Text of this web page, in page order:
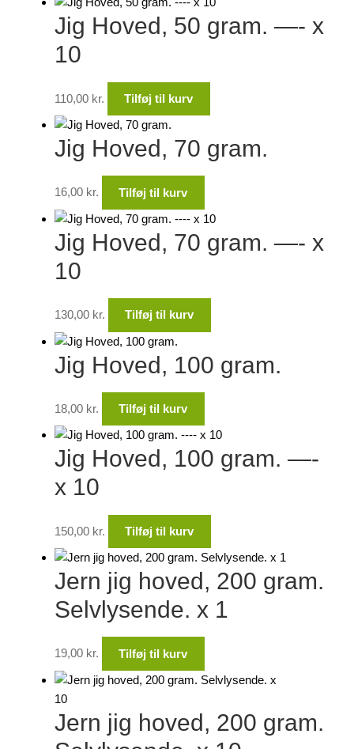
Jig Hoved, 50 gram. —- x
10
110,00 kr. Tilføj til kurv
Jig Hoved, 70 gram.
16,00 kr. Tilføj til kurv
Jig Hoved, 70 gram. —- x
10
130,00 kr. Tilføj til kurv
Jig Hoved, 100 gram.
18,00 kr. Tilføj til kurv
Jig Hoved, 100 gram. —-
x 10
150,00 kr. Tilføj til kurv
Jern jig hoved, 200 gram.
Selvlysende. x 1
19,00 kr. Tilføj til kurv
Jern jig hoved, 200 gram.